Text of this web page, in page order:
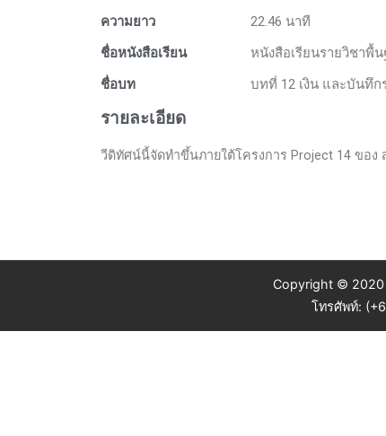
ความยาว
22.46 นาที
ชื่อหนังสือเรียน
หนังสือเรียนรายวิชาพื้
ชื่อบท
บทที่ 12 เงิน และบันทึก
รายละเอียด
วีดิทัศน์นี้จัดทำขึ้นภายใต้โครงการ Project 14 ของ
Copyright © 2020
โทรศัพท์: